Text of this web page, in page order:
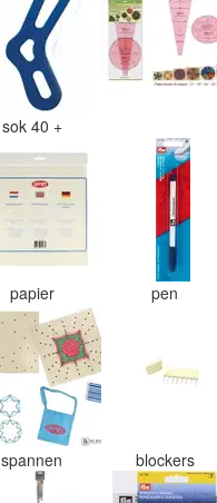
sok 40 +
papier pen
spannen blockers